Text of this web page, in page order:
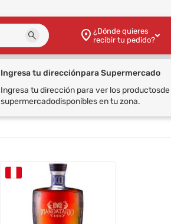
¿Dónde quieres
recibir tu pedido?
Ingresa tu direcciónpara Supermercado
Ingresa tu dirección para ver los productosde
supermercadodisponibles en tu zona.